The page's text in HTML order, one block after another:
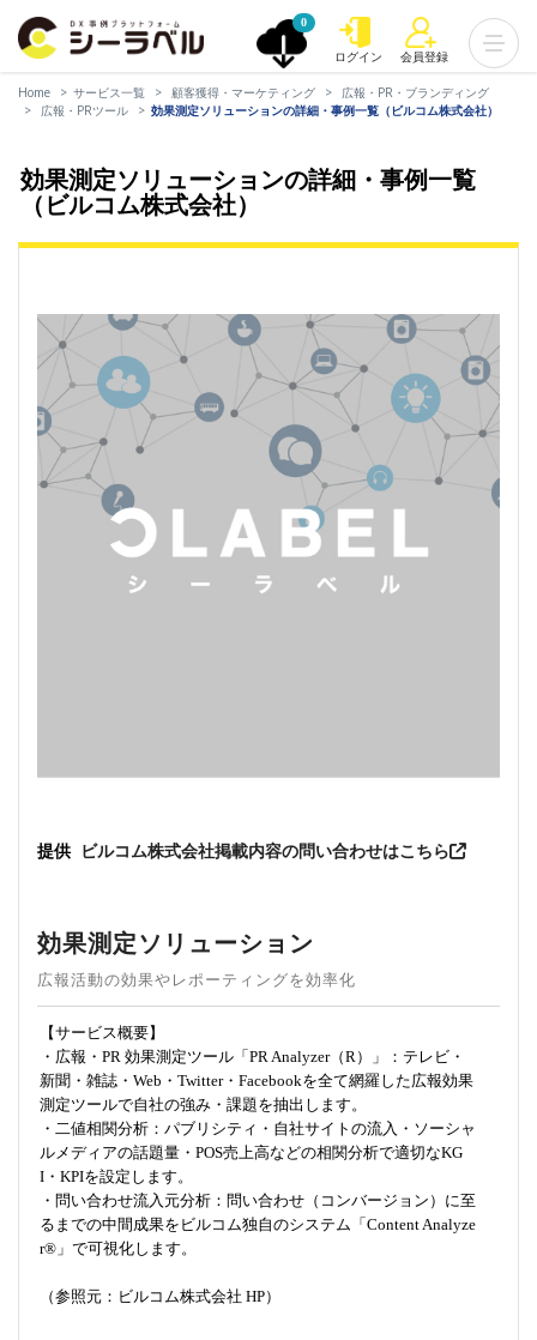
0
ログイン 会員登録
Home サービス一覧 顧客獲得・マーケティング
広報・PR・ブランディング
広報・PRツール
効果測定ソリューションの詳細・事例一覧（ビルコム株式会社）
効果測定ソリューションの詳細・事例一覧
（ビルコム株式会社）
提供 ビルコム株式会社掲載内容の問い合わせはこちら
効果測定ソリューション
広報活動の効果やレポーティングを効率化
【サービス概要】
・広報・PR 効果測定ツール「PR Analyzer（R）」：テレビ・
新聞・雑誌・Web・Twitter・Facebookを全て網羅した広報効果
測定ツールで自社の強み・課題を抽出します。
・二値相関分析：パブリシティ・自社サイトの流入・ソーシャ
ルメディアの話題量・POS売上高などの相関分析で適切なKG
I・KPIを設定します。
・問い合わせ流入元分析：問い合わせ（コンバージョン）に至
るまでの中間成果をビルコム独自のシステム「Content Analyze
r®」で可視化します。
（参照元：ビルコム株式会社 HP）